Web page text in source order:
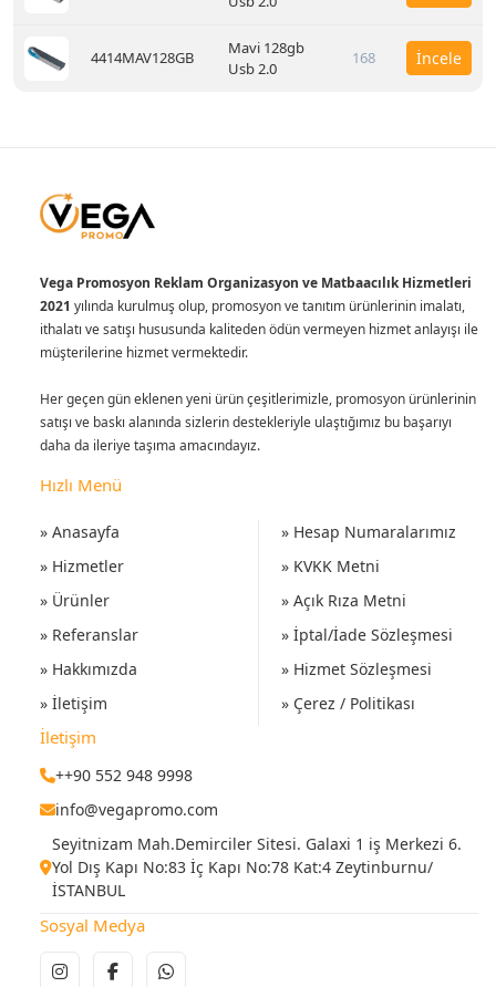
4414MAV128GB
Mavi 128gb
Usb 2.0
168 İncele
Vega Promosyon Reklam Organizasyon ve Matbaacılık Hizmetleri
2021 yılında kurulmuş olup, promosyon ve tanıtım ürünlerinin imalatı,
ithalatı ve satışı hususunda kaliteden ödün vermeyen hizmet anlayışı ile
müşterilerine hizmet vermektedir.
Her geçen gün eklenen yeni ürün çeşitlerimizle, promosyon ürünlerinin
satışı ve baskı alanında sizlerin destekleriyle ulaştığımız bu başarıyı
daha da ileriye taşıma amacındayız.
Hızlı Menü
» Anasayfa
» Hizmetler
» Ürünler
» Referanslar
» Hakkımızda
» İletişim
» Hesap Numaralarımız
» KVKK Metni
» Açık Rıza Metni
» İptal/İade Sözleşmesi
» Hizmet Sözleşmesi
» Çerez / Politikası
İletişim
++90 552 948 9998
info@vegapromo.com
Seyitnizam Mah.Demirciler Sitesi. Galaxi 1 iş Merkezi 6.
Yol Dış Kapı No:83 İç Kapı No:78 Kat:4 Zeytinburnu/
İSTANBUL
Sosyal Medya